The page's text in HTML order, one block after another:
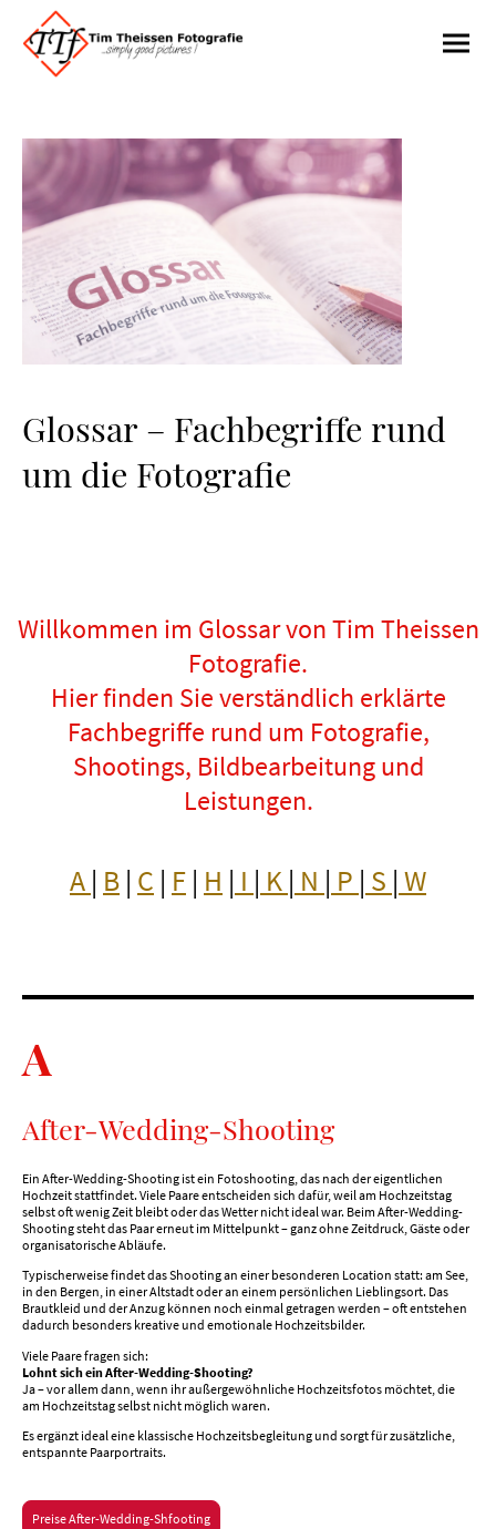
Glossar – Fachbegriffe rund
um die Fotografie
Willkommen im Glossar von Tim Theissen
Fotografie.
Hier finden Sie verständlich erklärte
Fachbegriffe rund um Fotografie,
Shootings, Bildbearbeitung und
Leistungen.
A | B | C | F | H | I | K | N | P | S | W
A
After-Wedding-Shooting
Ein After-Wedding-Shooting ist ein Fotoshooting, das nach der eigentlichen
Hochzeit stattfindet. Viele Paare entscheiden sich dafür, weil am Hochzeitstag
selbst oft wenig Zeit bleibt oder das Wetter nicht ideal war. Beim After-Wedding-
Shooting steht das Paar erneut im Mittelpunkt – ganz ohne Zeitdruck, Gäste oder
organisatorische Abläufe.
Typischerweise findet das Shooting an einer besonderen Location statt: am See,
in den Bergen, in einer Altstadt oder an einem persönlichen Lieblingsort. Das
Brautkleid und der Anzug können noch einmal getragen werden – oft entstehen
dadurch besonders kreative und emotionale Hochzeitsbilder.
Viele Paare fragen sich:
Lohnt sich ein After-Wedding-Shooting?
Ja – vor allem dann, wenn ihr außergewöhnliche Hochzeitsfotos möchtet, die
am Hochzeitstag selbst nicht möglich waren.
Es ergänzt ideal eine klassische Hochzeitsbegleitung und sorgt für zusätzliche,
entspannte Paarportraits.
Preise After-Wedding-Shfooting